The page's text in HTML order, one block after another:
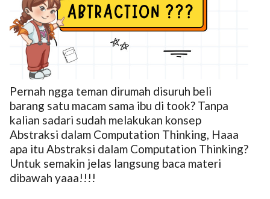
Pernah ngga teman dirumah disuruh beli
barang satu macam sama ibu di took? Tanpa
kalian sadari sudah melakukan konsep
Abstraksi dalam Computation Thinking, Haaa
apa itu Abstraksi dalam Computation Thinking?
Untuk semakin jelas langsung baca materi
dibawah yaaa!!!!